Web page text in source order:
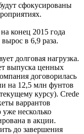
сфокусированы
конец 2015 года
в 6,9 раза.
долговая нагрузка.
выпуска ценных
договорилась
на 12,5 млн фунтов
курсу). Crede
варрантов
несколько
в акции.
до завершения